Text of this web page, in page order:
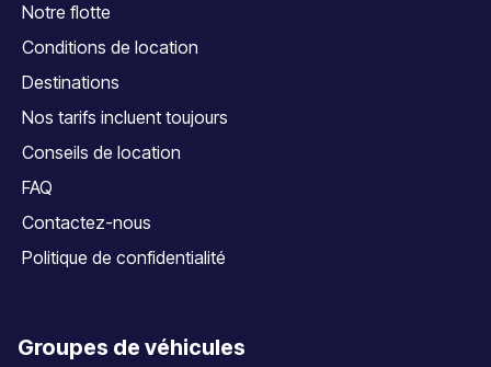
Notre flotte
Conditions de location
Destinations
Nos tarifs incluent toujours
Conseils de location
FAQ
Contactez-nous
Politique de confidentialité
Groupes de véhicules